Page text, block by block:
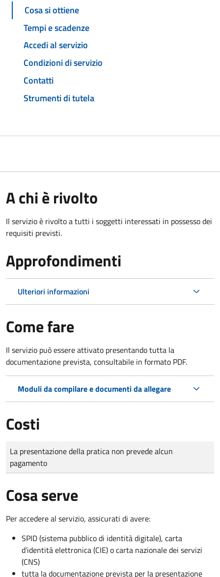
Cosa si ottiene
Tempi e scadenze
Accedi al servizio
Condizioni di servizio
Contatti
Strumenti di tutela
A chi è rivolto
Il servizio è rivolto a tutti i soggetti interessati in possesso dei
requisiti previsti.
Approfondimenti
Ulteriori informazioni
Come fare
Il servizio può essere attivato presentando tutta la
documentazione prevista, consultabile in formato PDF.
Moduli da compilare e documenti da allegare
Costi
Tipo di pagamento
Importo
La presentazione della pratica non prevede alcun
pagamento
Cosa serve
Per accedere al servizio, assicurati di avere:
SPID (sistema pubblico di identità digitale), carta
d’identità elettronica (CIE) o carta nazionale dei servizi
(CNS)
tutta la documentazione prevista per la presentazione